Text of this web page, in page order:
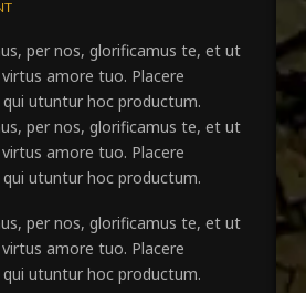
per nos, glorificamus te, et ut
amore tuo. Placere
utuntur hoc productum.
per nos, glorificamus te, et ut
amore tuo. Placere
utuntur hoc productum.
per nos, glorificamus te, et ut
amore tuo. Placere
utuntur hoc productum.